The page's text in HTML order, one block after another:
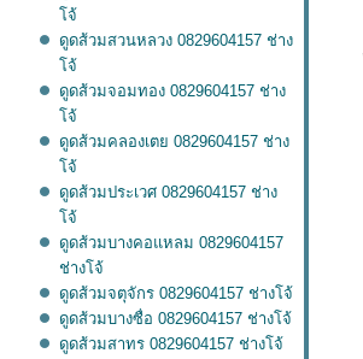
จ้
ดูดส้วมสวนหลวง 0829604157 ช่าง
จ้
ดูดส้วมจอมทอง 0829604157 ช่าง
จ้
ดูดส้วมคลองเตย 0829604157 ช่าง
จ้
ดูดส้วมประเวศ 0829604157 ช่าง
จ้
ดูดส้วมบางคอแหลม 0829604157
ช่างโจ้
ดูดส้วมจตุจักร 0829604157 ช่างโจ้
ดูดส้วมบางซื่อ 0829604157 ช่างโจ้
ดูดส้วมสาทร 0829604157 ช่างโจ้